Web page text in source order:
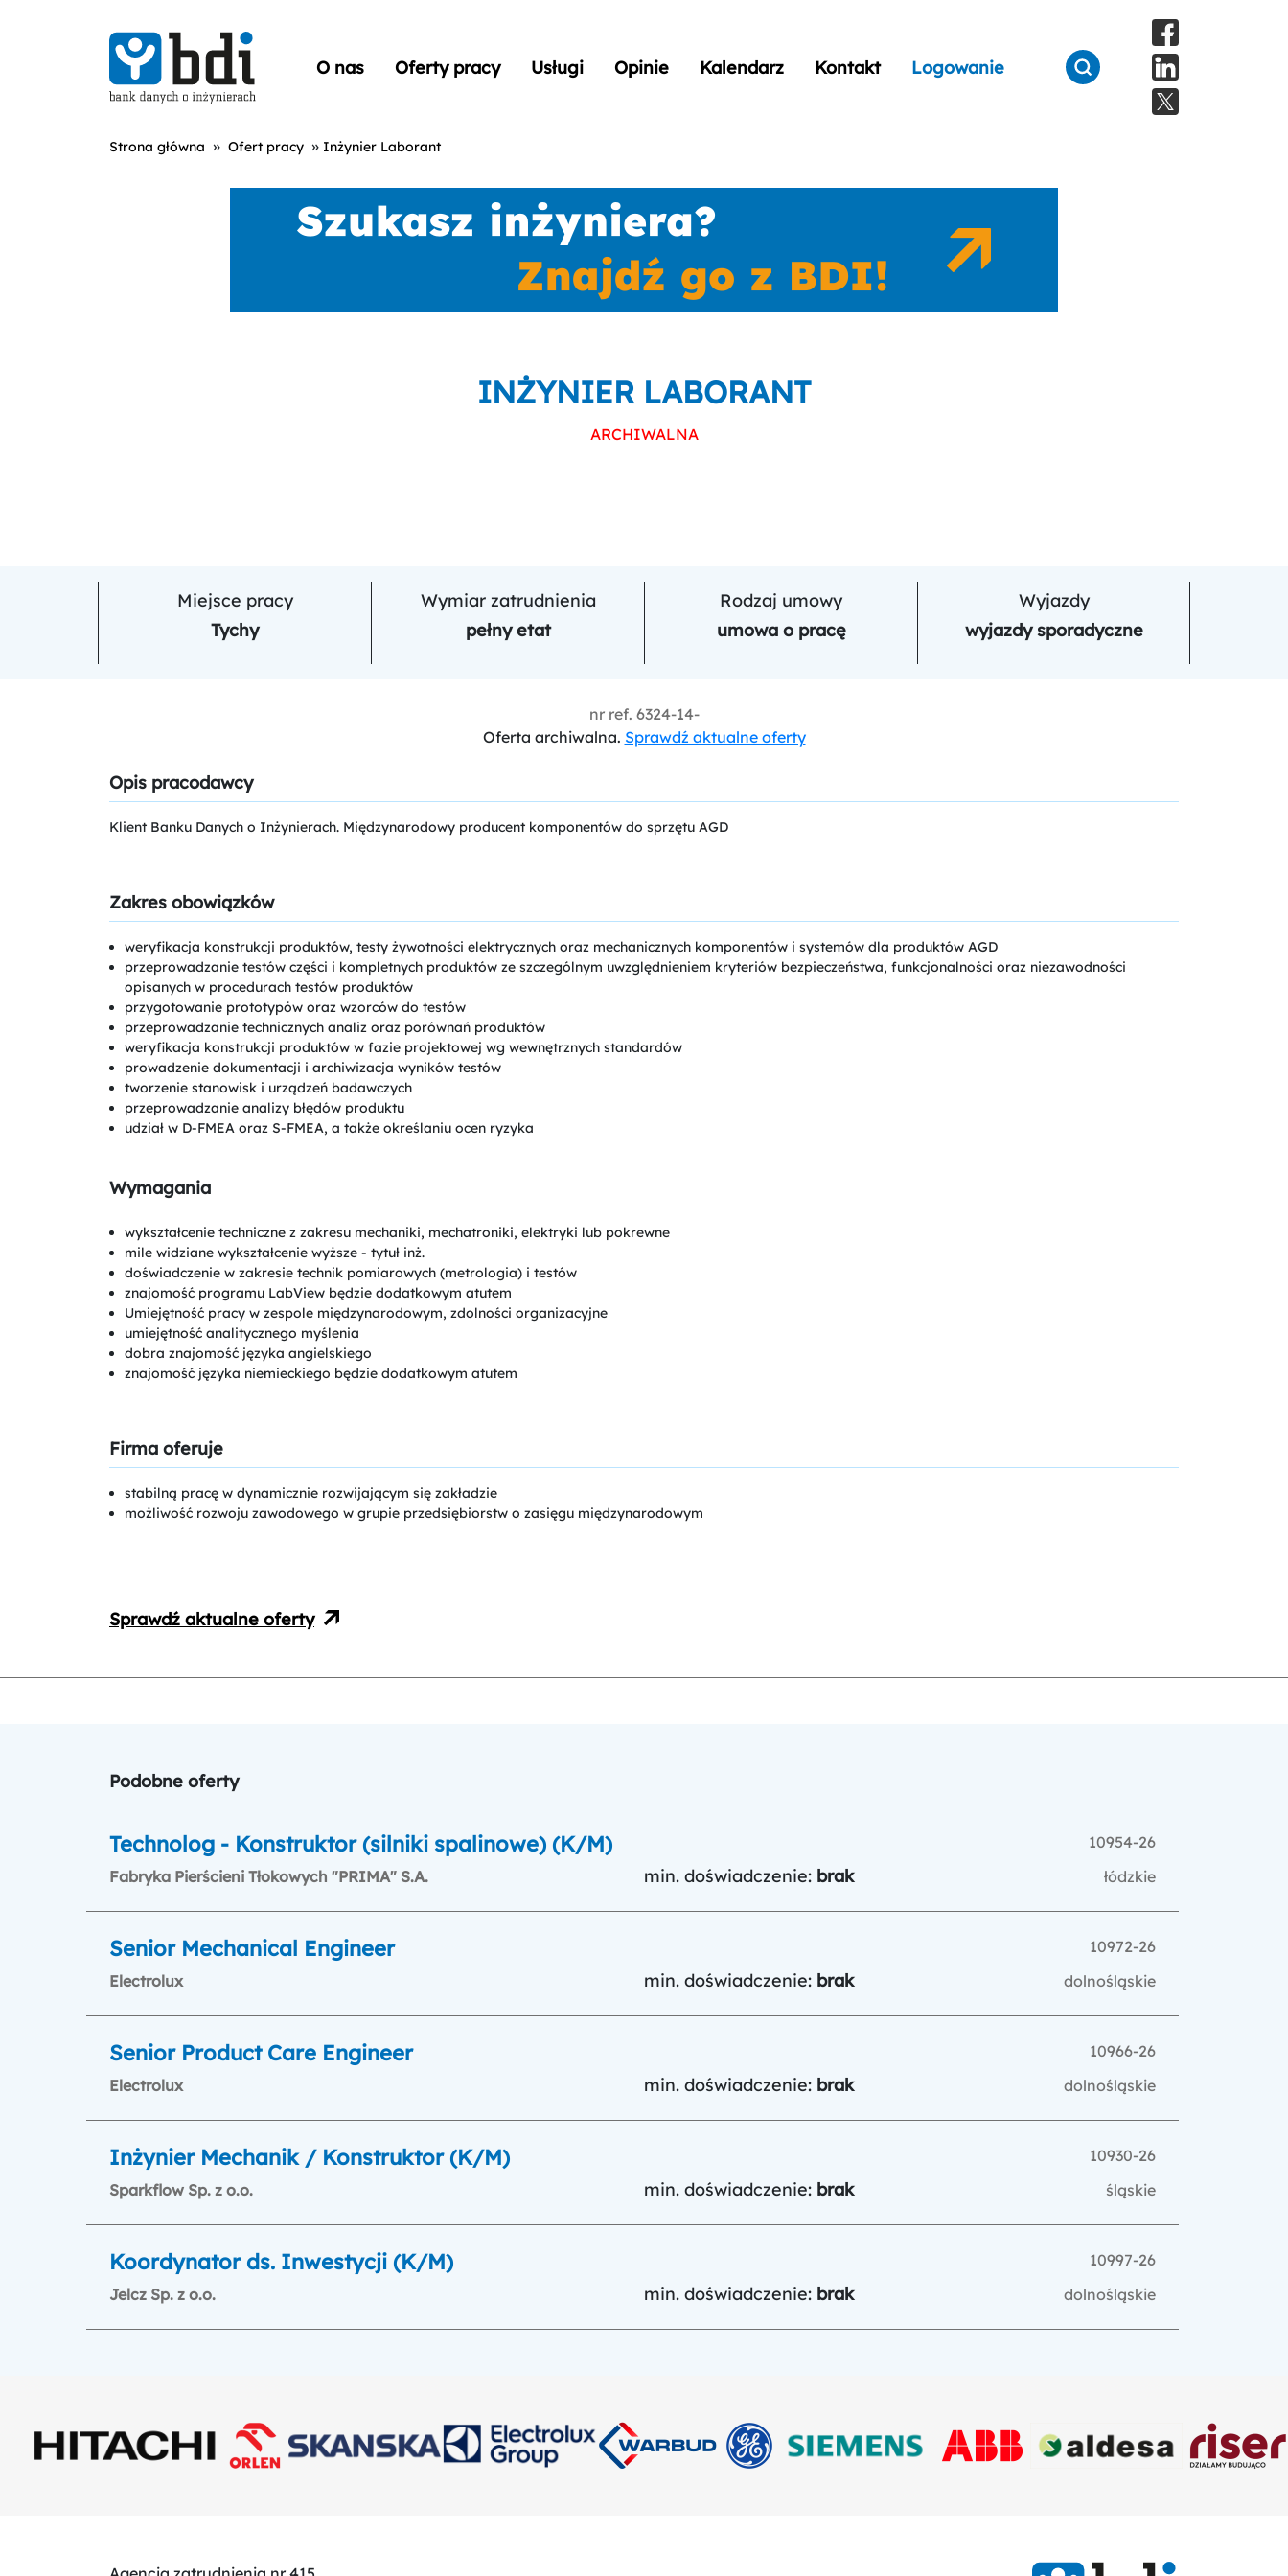
O nas Oferty pracy Usługi Opinie Kalendarz Kontakt Logowanie
Strona główna » Ofert pracy » Inżynier Laborant
INŻYNIER LABORANT
ARCHIWALNA
Miejsce pracy
Tychy
Wymiar zatrudnienia
pełny etat
Rodzaj umowy
umowa o pracę
Wyjazdy
wyjazdy sporadyczne
nr ref. 6324-14-
Oferta archiwalna. Sprawdź aktualne oferty
Opis pracodawcy
Klient Banku Danych o Inżynierach. Międzynarodowy producent komponentów do sprzętu AGD
Zakres obowiązków
weryfikacja konstrukcji produktów, testy żywotności elektrycznych oraz mechanicznych komponentów i systemów dla produktów AGD
przeprowadzanie testów części i kompletnych produktów ze szczególnym uwzględnieniem kryteriów bezpieczeństwa, funkcjonalności oraz niezawodności
opisanych w procedurach testów produktów
przygotowanie prototypów oraz wzorców do testów
przeprowadzanie technicznych analiz oraz porównań produktów
weryfikacja konstrukcji produktów w fazie projektowej wg wewnętrznych standardów
prowadzenie dokumentacji i archiwizacja wyników testów
tworzenie stanowisk i urządzeń badawczych
przeprowadzanie analizy błędów produktu
udział w D-FMEA oraz S-FMEA, a także określaniu ocen ryzyka
Wymagania
wykształcenie techniczne z zakresu mechaniki, mechatroniki, elektryki lub pokrewne
mile widziane wykształcenie wyższe - tytuł inż.
doświadczenie w zakresie technik pomiarowych (metrologia) i testów
znajomość programu LabView będzie dodatkowym atutem
Umiejętność pracy w zespole międzynarodowym, zdolności organizacyjne
umiejętność analitycznego myślenia
dobra znajomość języka angielskiego
znajomość języka niemieckiego będzie dodatkowym atutem
Firma oferuje
stabilną pracę w dynamicznie rozwijającym się zakładzie
możliwość rozwoju zawodowego w grupie przedsiębiorstw o zasięgu międzynarodowym
Sprawdź aktualne oferty
Podobne oferty
Technolog - Konstruktor (silniki spalinowe) (K/M)
10954-26
Fabryka Pierścieni Tłokowych "PRIMA" S.A.
min. doświadczenie: brak łódzkie
Senior Mechanical Engineer
10972-26
Electrolux
min. doświadczenie: brak dolnośląskie
Senior Product Care Engineer
10966-26
Electrolux
min. doświadczenie: brak dolnośląskie
Inżynier Mechanik / Konstruktor (K/M)
10930-26
Sparkflow Sp. z o.o.
min. doświadczenie: brak śląskie
Koordynator ds. Inwestycji (K/M)
10997-26
Jelcz Sp. z o.o.
min. doświadczenie: brak dolnośląskie